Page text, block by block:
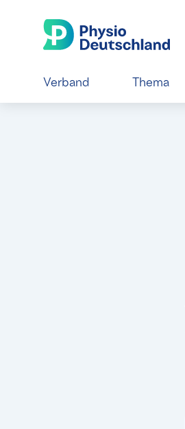
Verband Thema